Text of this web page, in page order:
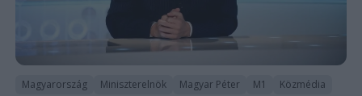
Magyarország Miniszterelnök Magyar Péter M1 Közmédia